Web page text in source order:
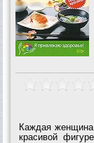
Каждая
красивой